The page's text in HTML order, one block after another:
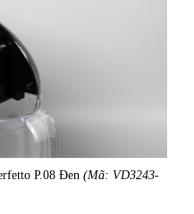
P.08 Đen (Mã: VD3243-